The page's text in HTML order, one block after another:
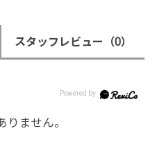
スタッフレビュー （0）
ません。